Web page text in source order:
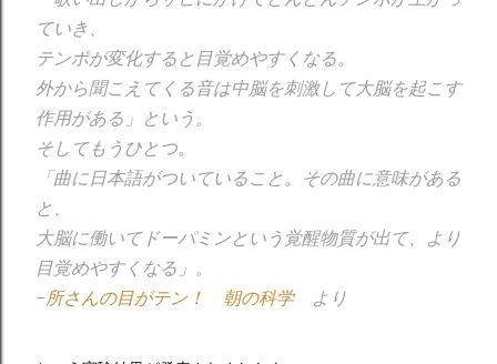
ていき、
テンポが変化すると目覚めやすくなる。
外から聞こえてくる音は中脳を刺激して大脳を起こす
作用がある」という。
そしてもうひとつ。
「曲に日本語がついていること。その曲に意味がある
と、
大脳に働いてドーパミンという覚醒物質が出て、より
目覚めやすくなる」。
−所さんの目がテン！ 朝の科学より